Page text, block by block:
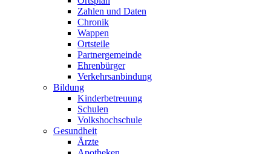
Zahlen und Daten
Chronik
Wappen
Ortsteile
Partnergemeinde
Ehrenbürger
Verkehrsanbindung
Bildung
Kinderbetreuung
Schulen
Volkshochschule
Gesundheit
Ärzte